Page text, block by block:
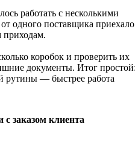
работать с несколькими
одного поставщика приехало
приходам.
коробок и проверить их
документы. Итог
рутины — быстрее работа
с заказом клиента